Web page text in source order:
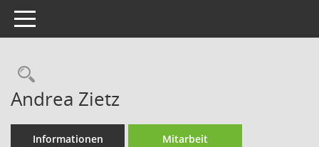
Toggle navigation
Rechercheauswahl
Andrea Zietz
Informationen Mitarbeit